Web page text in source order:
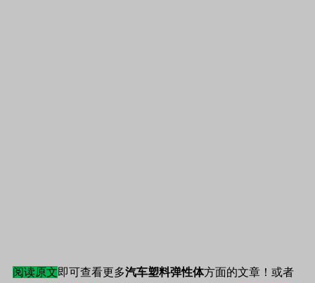
阅读原文即可查看更多汽车塑料弹性体方面的文章！或者